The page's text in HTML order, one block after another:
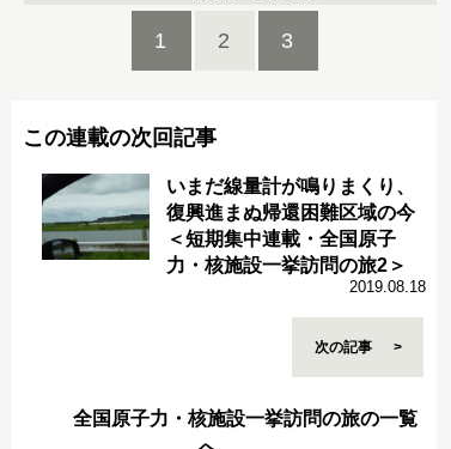
1 2 3
この連載の次回記事
いまだ線量計が鳴りまくり、
復興進まぬ帰還困難区域の今
＜短期集中連載・全国原子
力・核施設一挙訪問の旅2＞
2019.08.18
次の記事
全国原子力・核施設一挙訪問の旅の一覧